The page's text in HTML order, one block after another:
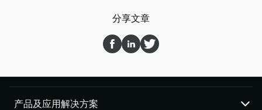
分享文章
产品及应用解决方案